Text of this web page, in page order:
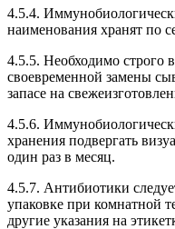
4.5.4.
наименования хранят по
4.5.5. Необходимо строго
своевременной замены
запасе на
4.5.6.
хранения подвергать
один раз в месяц.
4.5.7. Антибиотики
упаковке при комнатной
другие указания на